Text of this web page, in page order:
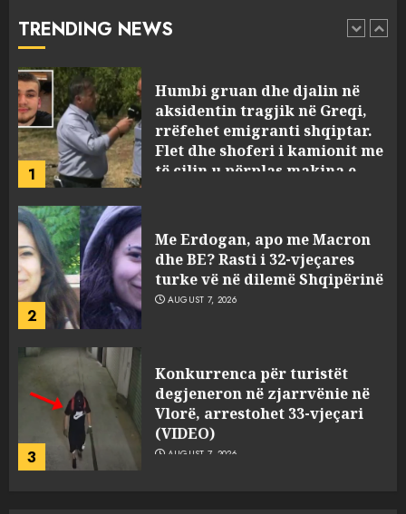
TRENDING NEWS
1
të cilin u përplas makina e
2
Me Erdogan, apo me Macron
dhe BE? Rasti i 32-vjeçares
turke vë në dilemë Shqipërinë
AUGUST 7, 2026
3
Konkurrenca për turistët
degjeneron në zjarrvënie në
Vlorë, arrestohet 33-vjeçari
(VIDEO)
4
Emri/ U dhunua se sinjalizoi
parcelat me kanabis të
komshiut, denoncuesit i
gjenden 150 rrënjë bimë
narkotike!